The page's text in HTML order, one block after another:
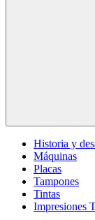
Historia y
Máquinas
Placas
Tampones
Tintas
Impresiones